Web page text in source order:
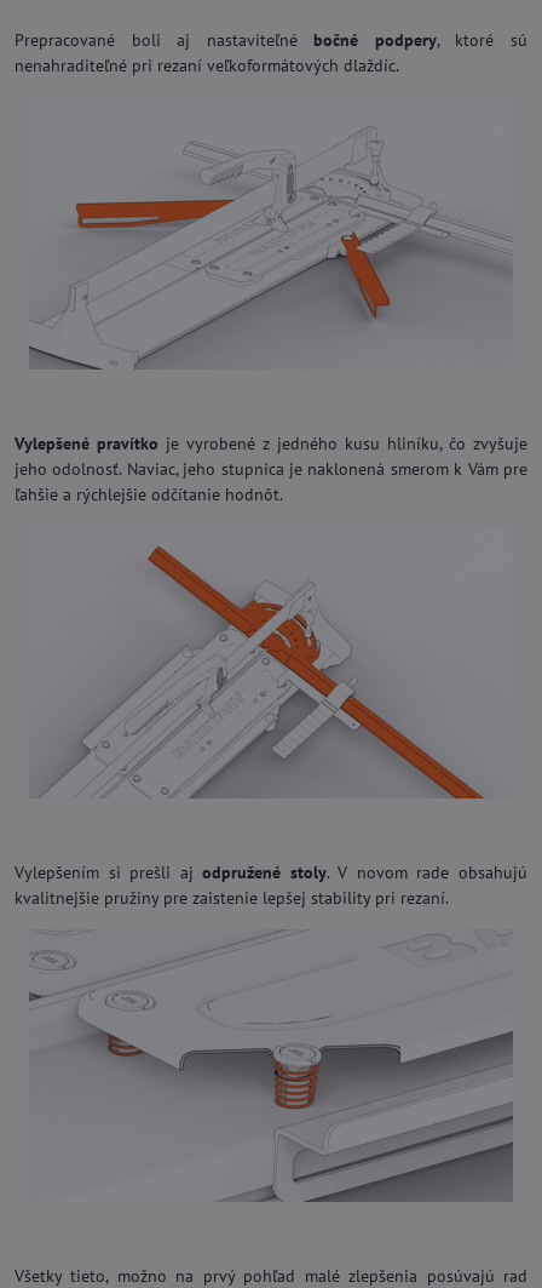
Prepracované boli aj nastaviteľné bočné podpery, ktoré sú
nenahraditeľné pri rezaní veľkoformátových dlaždíc.
Vylepšené pravítko je vyrobené z jedného kusu hliníku, čo zvyšuje
jeho odolnosť. Naviac, jeho stupnica je naklonená smerom k Vám pre
ľahšie a rýchlejšie odčítanie hodnôt.
Vylepšením si prešli ajodpružené stoly. V novom rade obsahujú
kvalitnejšie pružiny pre zaistenie lepšej stability pri rezaní.
Všetky tieto, možno na prvý pohľad malé zlepšenia posúvajú rad